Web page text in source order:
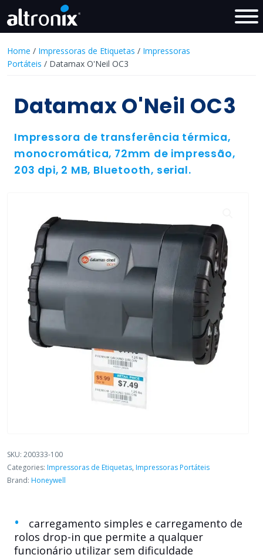
Home / Impressoras de Etiquetas / Impressoras
Portáteis / Datamax O'Neil OC3
Datamax O'Neil OC3
Impressora de transferência térmica,
monocromática, 72mm de impressão,
203 dpi, 2 MB, Bluetooth, serial.
SKU: 200333-100
Categories: Impressoras de Etiquetas, Impressoras Portáteis
Brand: Honeywell
carregamento simples e carregamento de
rolos drop-in que permite a qualquer
funcionário utilizar sem dificuldade